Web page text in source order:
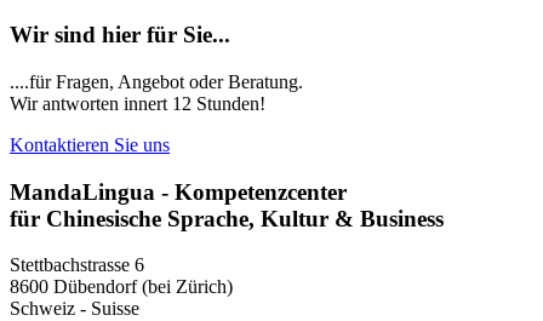
Wir sind hier für Sie...
....für Fragen, Angebot oder Beratung.
Wir antworten innert 12 Stunden!
Kontaktieren Sie uns
MandaLingua - Kompetenzcenter
für Chinesische Sprache, Kultur & Business
Stettbachstrasse 6
8600 Dübendorf (bei Zürich)
Schweiz - Suisse